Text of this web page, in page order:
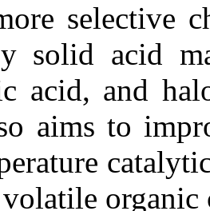
selective
solid acid
acid, and
aims to
organic